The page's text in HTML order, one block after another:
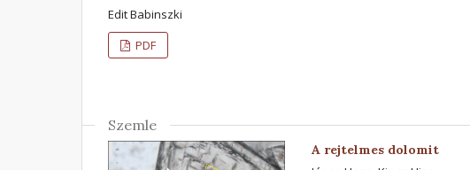
Edit Babinszki
PDF
Szemle
A rejtelmes dolomit